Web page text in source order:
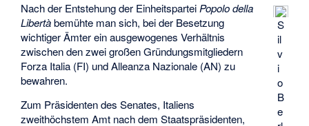
S
il
v
i
o
B
e
Nach der Entstehung der Einheitspartei Popolo della
Libertàbemühte man sich, bei der Besetzung
wichtiger Ämter ein ausgewogenes Verhältnis
zwischen den zwei großen Gründungsmitgliedern
Forza Italia (FI) und Alleanza Nazionale (AN) zu
bewahren.
Zum Präsidenten des Senates, Italiens
zweithöchstem Amt nach dem Staatspräsidenten,